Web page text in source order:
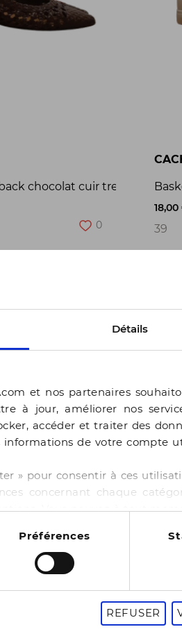
Détails
et nos partenaires
à jour, améliorer nos
accéder et traiter des
informations de votre compte
» pour consentir à ces
concernant chaque
Vous pouvez à tout
Préférences
REFUSER
de seconde main
chocolat cuir tressée T36
0 39
kaki cuir T35 de seconde
0